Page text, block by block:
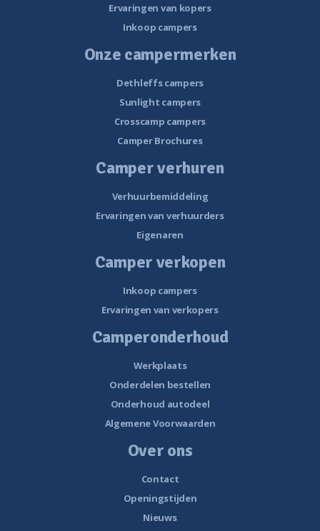
Ervaringen van kopers
Inkoop campers
Onze campermerken
Dethleffs campers
Sunlight campers
Crosscamp campers
Camper Brochures
Camper verhuren
Verhuurbemiddeling
Ervaringen van verhuurders
Eigenaren
Camper verkopen
Inkoop campers
Ervaringen van verkopers
Camperonderhoud
Werkplaats
Onderdelen bestellen
Onderhoud autodeel
Algemene Voorwaarden
Over ons
Contact
Openingstijden
Nieuws